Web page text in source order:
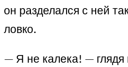
он разделался с ней
ловко.
— Я не калека! — глядя